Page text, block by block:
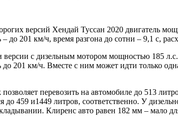
версий Хендай Туссан 2020 двигатель
до 201 км/ч, время разгона до сотни – 9,1 с,
с дизельным мотором мощностью 185 л.с.
до 201 км/ч. Вместе с ним может идти только
перевозить на автомобиле до 513
до 459 и1449 литров, соответственно. У
Клиренс авто равен 182 мм – мало